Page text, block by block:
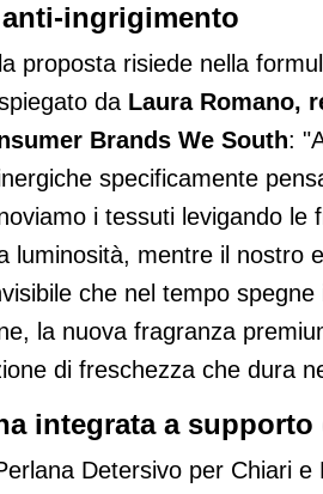
ingrigimento
proposta risiede nella
da Laura Romano,
Brands We South:
specificamente
i tessuti levigando
luminosità, mentre il nostro
che nel tempo
la nuova fragranza
di freschezza che dura
integrata a
Detersivo per Chiari